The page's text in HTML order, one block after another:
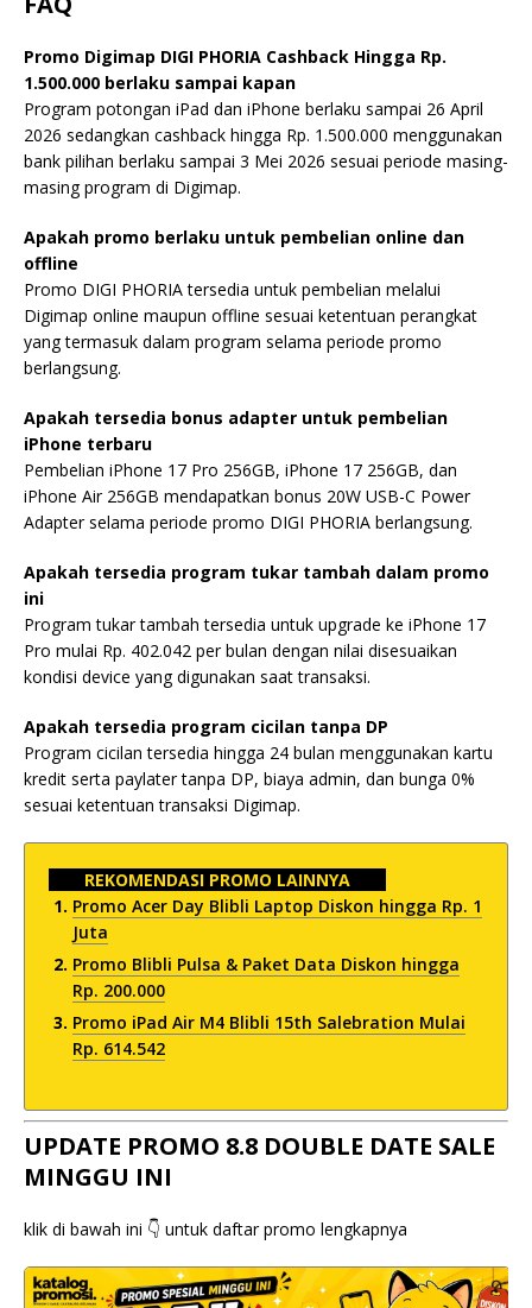
Promo Digimap DIGI PHORIA Cashback Hingga Rp.
1.500.000 berlaku sampai kapan
Program potongan iPad dan iPhone berlaku sampai 26 April
2026 sedangkan cashback hingga Rp. 1.500.000 menggunakan
bank pilihan berlaku sampai 3 Mei 2026 sesuai periode masing-
masing program di Digimap.
Apakah promo berlaku untuk pembelian online dan
offline
Promo DIGI PHORIA tersedia untuk pembelian melalui
Digimap online maupun offline sesuai ketentuan perangkat
yang termasuk dalam program selama periode promo
berlangsung.
Apakah tersedia bonus adapter untuk pembelian
iPhone terbaru
Pembelian iPhone 17 Pro 256GB, iPhone 17 256GB, dan
iPhone Air 256GB mendapatkan bonus 20W USB-C Power
Adapter selama periode promo DIGI PHORIA berlangsung.
Apakah tersedia program tukar tambah dalam promo
ini
Program tukar tambah tersedia untuk upgrade ke iPhone 17
Pro mulai Rp. 402.042 per bulan dengan nilai disesuaikan
kondisi device yang digunakan saat transaksi.
Apakah tersedia program cicilan tanpa DP
Program cicilan tersedia hingga 24 bulan menggunakan kartu
kredit serta paylater tanpa DP, biaya admin, dan bunga 0%
sesuai ketentuan transaksi Digimap.
REKOMENDASI PROMO LAINNYA
Promo Acer Day Blibli Laptop Diskon hingga Rp. 1
Juta
Promo Blibli Pulsa & Paket Data Diskon hingga
Rp. 200.000
Promo iPad Air M4 Blibli 15th Salebration Mulai
Rp. 614.542
UPDATE PROMO 8.8 DOUBLE DATE SALE
MINGGU INI
klik di bawah ini 👇 untuk daftar promo lengkapnya